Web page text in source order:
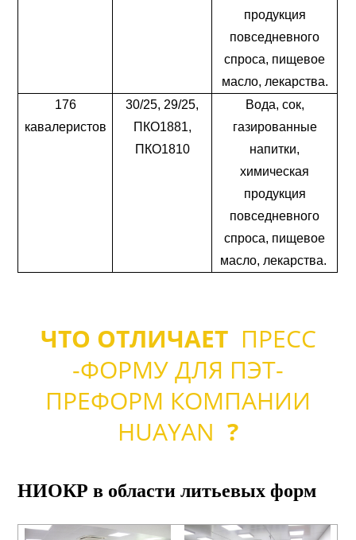
продукция
повседневного
спроса, пищевое
масло, лекарства.
176
кавалеристов
30/25, 29/25,
ПКО1881,
ПКО1810
Вода, сок,
газированные
напитки,
химическая
продукция
повседневного
спроса, пищевое
масло, лекарства.
ЧТО ОТЛИЧАЕТ ПРЕСС
-ФОРМУ ДЛЯ ПЭТ-
ПРЕФОРМ КОМПАНИИ
HUAYAN ?
НИОКР в области литьевых форм